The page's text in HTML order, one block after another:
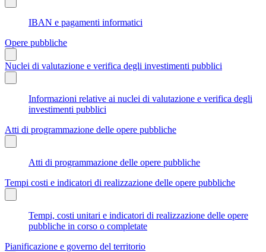
IBAN e pagamenti informatici
Opere pubbliche
Nuclei di valutazione e verifica degli investimenti pubblici
Informazioni relative ai nuclei di valutazione e verifica degli
investimenti pubblici
Atti di programmazione delle opere pubbliche
Atti di programmazione delle opere pubbliche
Tempi costi e indicatori di realizzazione delle opere pubbliche
Tempi, costi unitari e indicatori di realizzazione delle opere
pubbliche in corso o completate
Pianificazione e governo del territorio